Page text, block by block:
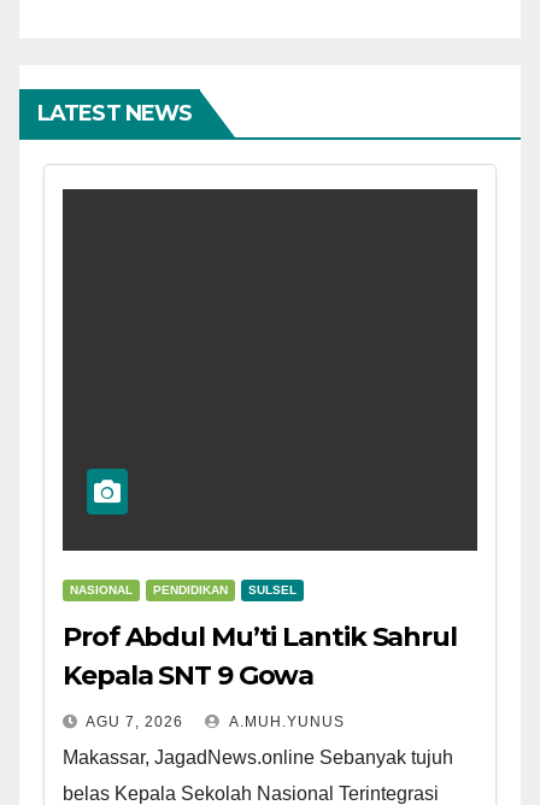
LATEST NEWS
NASIONAL PENDIDIKAN SULSEL
Prof Abdul Mu’ti Lantik Sahrul
Kepala SNT 9 Gowa
AGU 7, 2026 A.MUH.YUNUS
Makassar, JagadNews.online Sebanyak tujuh
belas Kepala Sekolah Nasional Terintegrasi